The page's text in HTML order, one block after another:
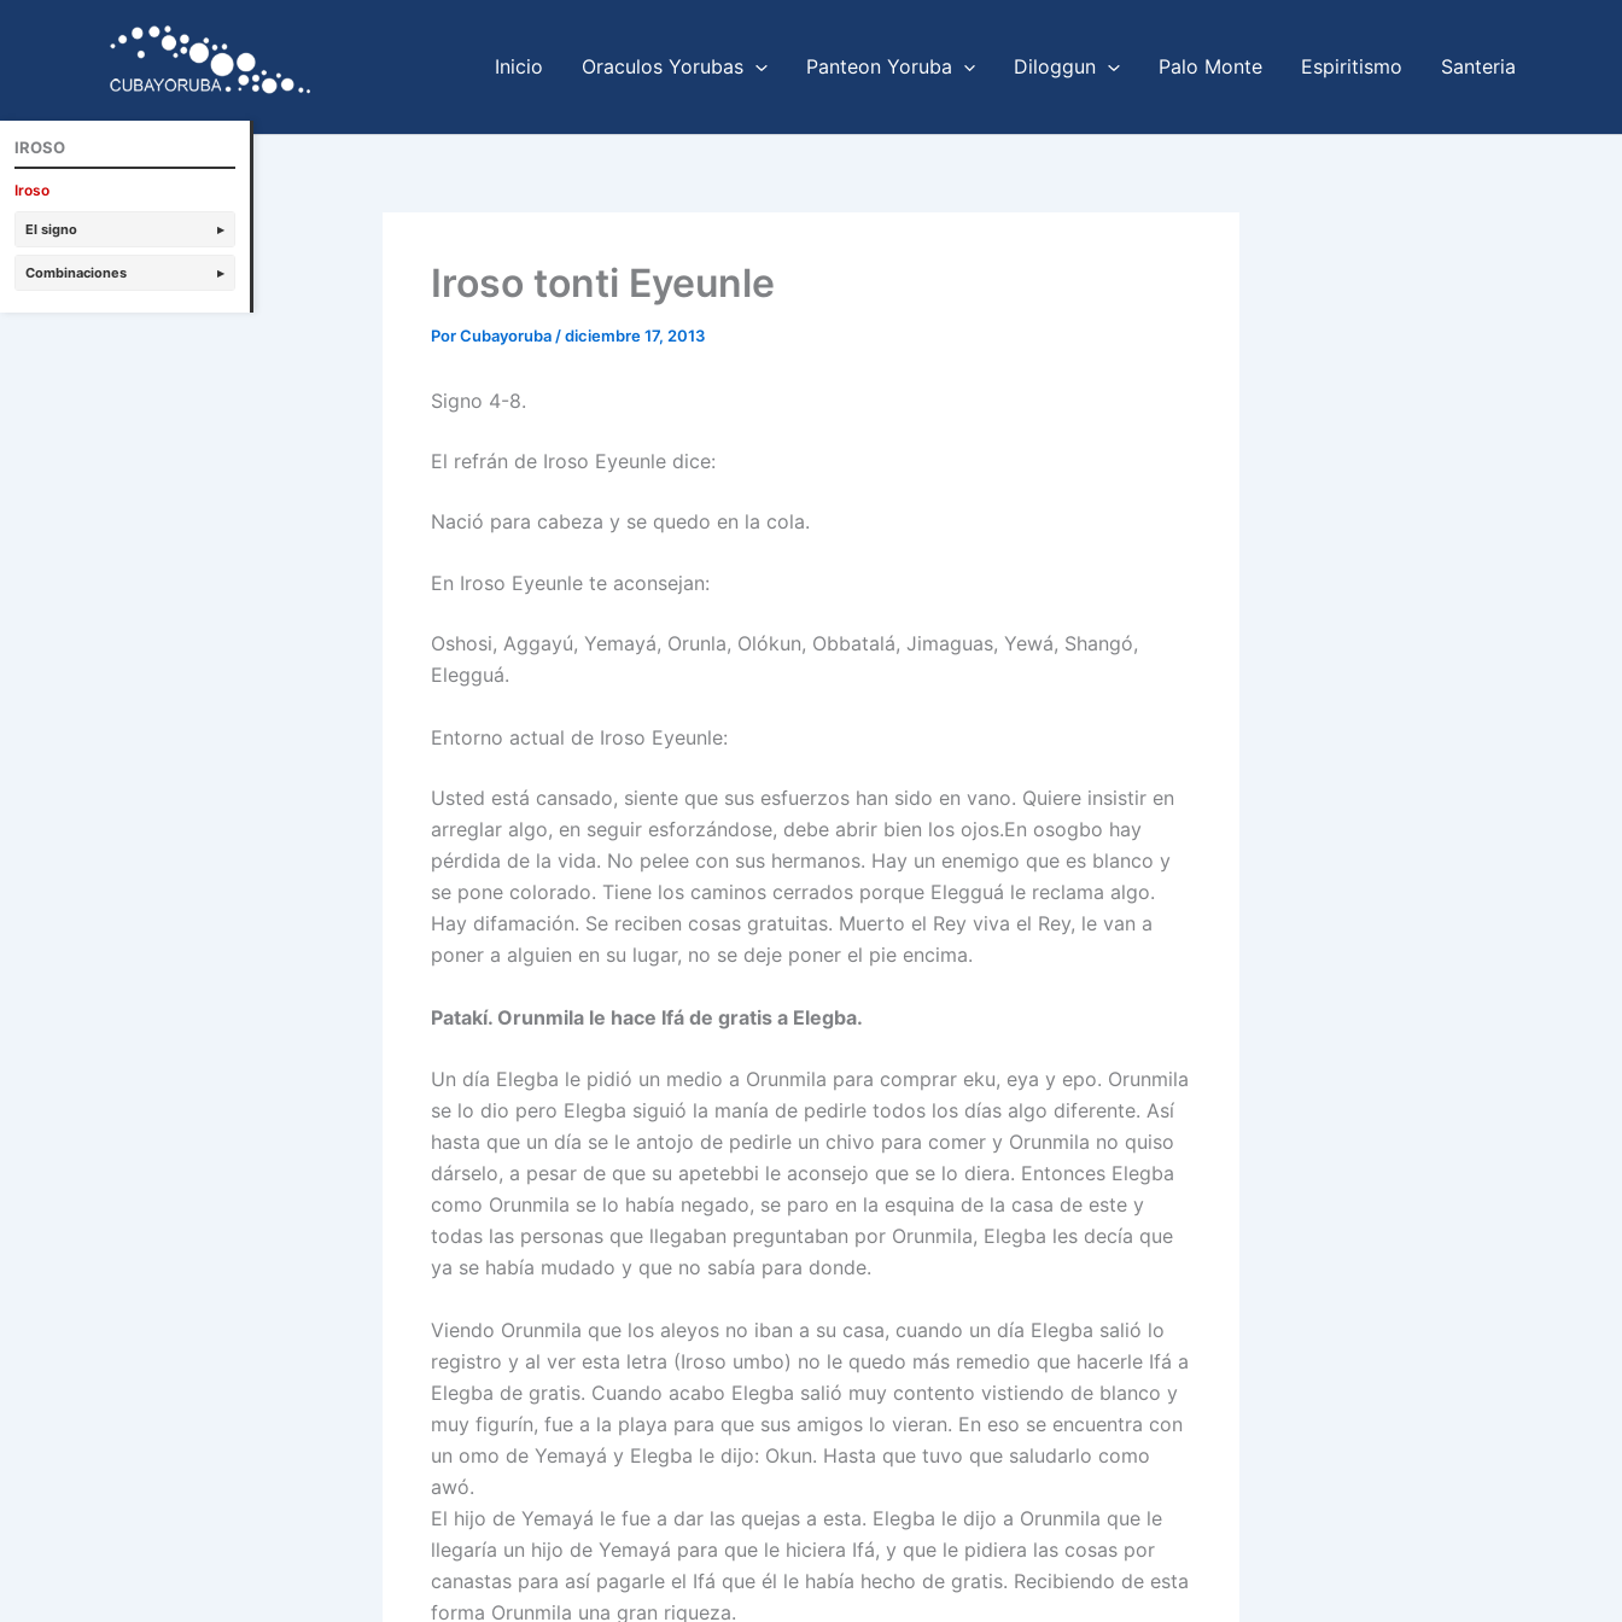
Inicio Oraculos Yorubas Panteon Yoruba Diloggun Palo Monte Espiritismo Santeria
Iroso tonti Eyeunle
PorCubayoruba /diciembre 17, 2013
Signo 4-8.
El refrán de Iroso Eyeunle dice:
Nació para cabeza y se quedo en la cola.
En Iroso Eyeunle te aconsejan:
Oshosi, Aggayú, Yemayá, Orunla, Olókun, Obbatalá, Jimaguas, Yewá, Shangó,
Elegguá.
Entorno actual de Iroso Eyeunle:
Usted está cansado, siente que sus esfuerzos han sido en vano. Quiere insistir en
arreglar algo, en seguir esforzándose, debe abrir bien los ojos.En osogbo hay
pérdida de la vida. No pelee con sus hermanos. Hay un enemigo que es blanco y
se pone colorado. Tiene los caminos cerrados porque Elegguá le reclama algo.
Hay difamación. Se reciben cosas gratuitas. Muerto el Rey viva el Rey, le van a
poner a alguien en su lugar, no se deje poner el pie encima.
Patakí. Orunmila le hace Ifá de gratis a Elegba.
Un día Elegba le pidió un medio a Orunmila para comprar eku, eya y epo. Orunmila
se lo dio pero Elegba siguió la manía de pedirle todos los días algo diferente. Así
hasta que un día se le antojo de pedirle un chivo para comer y Orunmila no quiso
dárselo, a pesar de que su apetebbi le aconsejo que se lo diera. Entonces Elegba
como Orunmila se lo había negado, se paro en la esquina de la casa de este y
todas las personas que llegaban preguntaban por Orunmila, Elegba les decía que
ya se había mudado y que no sabía para donde.
Viendo Orunmila que los aleyos no iban a su casa, cuando un día Elegba salió lo
registro y al ver esta letra (Iroso umbo) no le quedo más remedio que hacerle Ifá a
Elegba de gratis. Cuando acabo Elegba salió muy contento vistiendo de blanco y
muy figurín, fue a la playa para que sus amigos lo vieran. En eso se encuentra con
un omo de Yemayá y Elegba le dijo: Okun. Hasta que tuvo que saludarlo como
awó.
El hijo de Yemayá le fue a dar las quejas a esta. Elegba le dijo a Orunmila que le
llegaría un hijo de Yemayá para que le hiciera Ifá, y que le pidiera las cosas por
canastas para así pagarle el Ifá que él le había hecho de gratis. Recibiendo de esta
forma Orunmila una gran riqueza.
IROSO
Iroso
El signo ▸
Combinaciones ▸